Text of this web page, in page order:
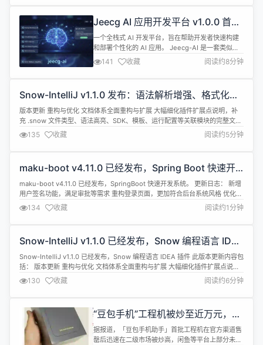
平台。 使用门槛极低，支持国密加密、达梦数据库
式，扩展不同的业务功能，可以很...
Jeecg AI 应用开发平台 v1.0.0 首版
发布，快速搭建 AI 知识库或 AI 聊天
助手
一个全栈式 AI 开发平台，旨在帮助开发者快速构建
和部署个性化的 AI 应用。 Jeecg-AI 是一套类似
Dify的AIGC应用开发平台+知识库问答，是一款基于
大型语言模型和 RAG 技术的 AI 应用平台，重点提供
图文并茂的 AI 知识库和智能聊天功能，界面直观，
接及实时运行监控，帮助用户将知识转化为智能...
141 收藏 阅读约8分钟
Snow-IntelliJ v1.1.0 发布：语法解析增强、格式化全
面升级与符号索引重构
版本更新 重构与优化 文档体系全面重构与扩展 大幅细化插件扩展点说明，补
充 .snow 文件类型、语法高亮、SDK、模板、运行配置等关联模块的完整文
档。 丰富导航、符号、查找使用（Find Usages）、文档提示与引用解析的说
明，确保整体文档体系更系统化。 新增注释系统、索引服务（SymbolIndex）
和 PSI 深度集成的技术文档，优化图示结构、提升可...
135 收藏 阅读约5分钟
maku-boot v4.11.0 已经发布，Spring Boot 快速开
发系统
maku-boot v4.11.0 已经发布，SpringBoot 快速开发系统。 更新日志： 新增
用户签名功能，满足审批等需求 重构登录页面，更加符合后台系统风格 优化定
时任务功能，支持查看单任务日志 优化页面布局，把工作台页面改成首页 修复
ma-data-table组件，效验报警告问题 升级 SpringBoot 到 3.5.8 升级
ElementPl...
134 收藏 阅读约1分钟
Snow-IntelliJ v1.1.0 已经发布，Snow 编程语言 IDEA
插件
Snow-IntelliJ v1.1.0 已经发布，Snow 编程语言 IDEA 插件 此版本更新内容包
括： 版本更新 重构与优化 文档体系全面重构与扩展 大幅细化插件扩展点说
明，补充 .snow 文件类型、语法高亮、SDK、模板、运行配置等关联模块的完
整文档。 丰富导航、符号、查找使用（Find Usages）、文档提示与引用解析
的说明，确保整体文档体系更...
130 收藏 阅读约6分钟
“豆包手机”工程机被炒至近万元，行
业评价两极分化
据报道，「豆包手机助手」首批工程机在官方渠道售
罄后迅速在二级市场被炒高，闲鱼等平台上部分未拆